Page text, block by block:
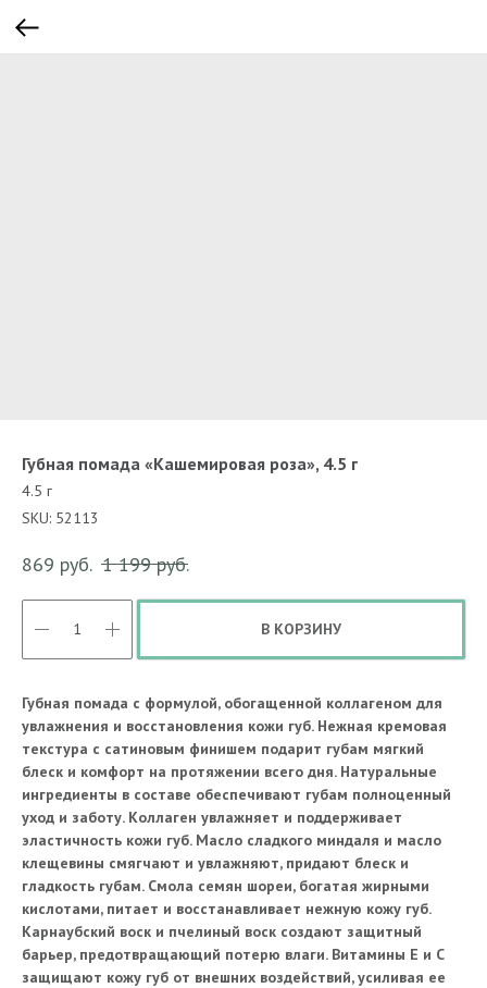
Губная помада «Кашемировая роза», 4.5 г
4.5 г
SKU: 52113
869 руб. 1 199 руб.
В КОРЗИНУ
Губная помада с формулой, обогащенной коллагеном для
увлажнения и восстановления кожи губ. Нежная кремовая
текстура с сатиновым финишем подарит губам мягкий
блеск и комфорт на протяжении всего дня. Натуральные
ингредиенты в составе обеспечивают губам полноценный
уход и заботу. Коллаген увлажняет и поддерживает
эластичность кожи губ. Масло сладкого миндаля и масло
клещевины смягчают и увлажняют, придают блеск и
гладкость губам. Смола семян шореи, богатая жирными
кислотами, питает и восстанавливает нежную кожу губ.
Карнаубский воск и пчелиный воск создают защитный
барьер, предотвращающий потерю влаги. Витамины Е и С
защищают кожу губ от внешних воздействий, усиливая ее